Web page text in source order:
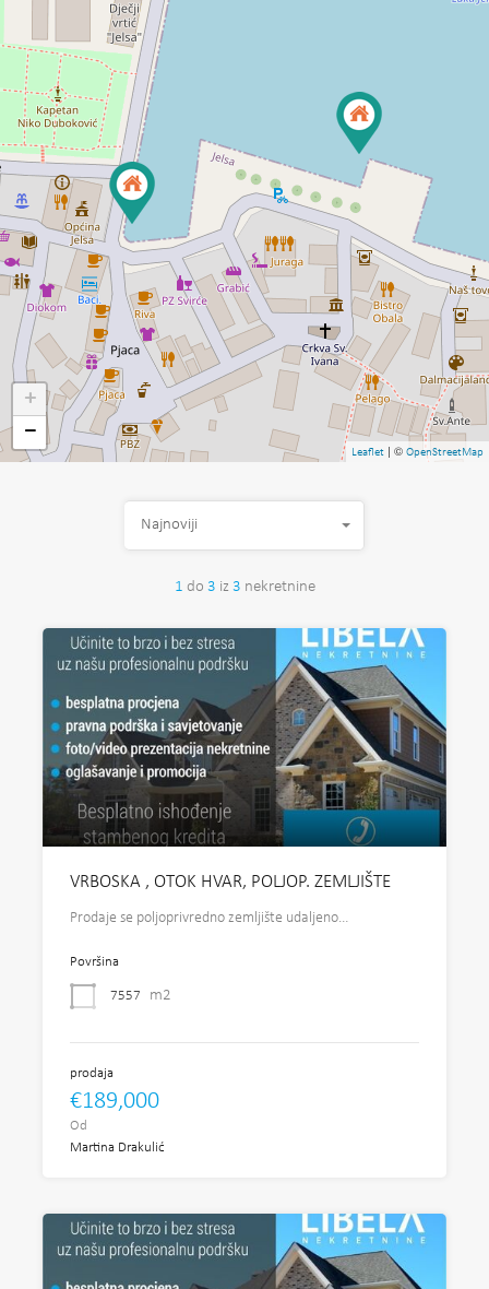
+
−
Leaflet | © OpenStreetMap
1 do 3 iz 3 nekretnine
Najnoviji
VRBOSKA , OTOK HVAR, POLJOP. ZEMLJIŠTE
Prodaje se poljoprivredno zemljište udaljeno…
Površina
7557 m2
prodaja
€189,000
Od
Martina Drakulić